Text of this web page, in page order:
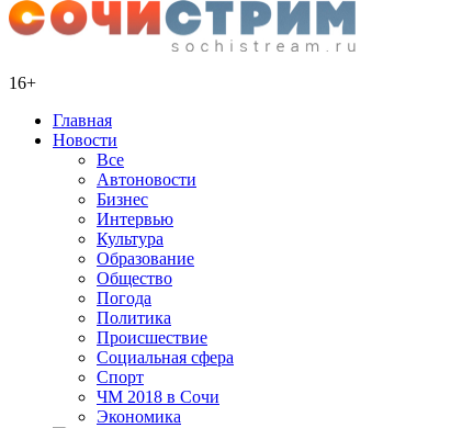
16+
Главная
Новости
Все
Автоновости
Бизнес
Интервью
Культура
Образование
Общество
Погода
Политика
Происшествие
Социальная сфера
Спорт
ЧМ 2018 в Сочи
Экономика